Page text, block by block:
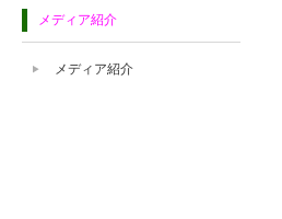
メディア紹介
メディア紹介